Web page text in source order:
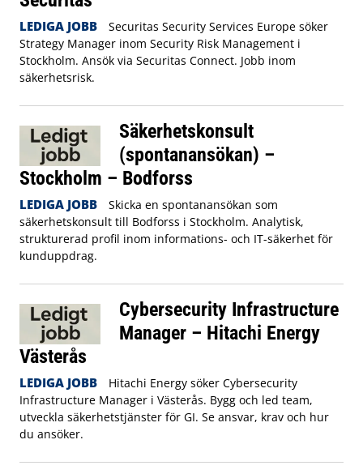
LEDIGA JOBB
Securitas Security Services Europe söker
Strategy Manager inom Security Risk Management i
Stockholm. Ansök via Securitas Connect. Jobb inom
säkerhetsrisk.
Säkerhetskonsult
(spontanansökan) –
Stockholm – Bodforss
LEDIGA JOBB
Skicka en spontanansökan som
säkerhetskonsult till Bodforss i Stockholm. Analytisk,
strukturerad profil inom informations- och IT-säkerhet för
kunduppdrag.
Cybersecurity Infrastructure
Manager – Hitachi Energy
Västerås
LEDIGA JOBB
Hitachi Energy söker Cybersecurity
Infrastructure Manager i Västerås. Bygg och led team,
utveckla säkerhetstjänster för GI. Se ansvar, krav och hur
du ansöker.